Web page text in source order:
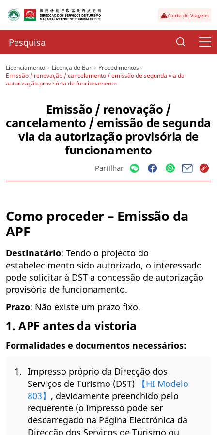
Alerta de Viagens
Licenciamento Licença de Bar
Procedimentos
Emissão / renovação / cancelamento / emissão de segunda via da
autorização provisória de funcionamento
Emissão / renovação /
cancelamento / emissão de segunda
via da autorização provisória de
funcionamento
Partilhar
Como proceder – Emissão da
APF
Destinatário: Tendo o projecto do
estabelecimento sido autorizado, o interessado
pode solicitar à DST a concessão de autorização
provisória de funcionamento.
Prazo: Não existe um prazo fixo.
1. APF antes da vistoria
Formalidades e documentos necessários:
Impresso próprio da Direcção dos
Serviços de Turismo (DST)
【HI Modelo
803】 , devidamente preenchido pelo
requerente (o impresso pode ser
descarregado na Página Electrónica da
Direcção dos Serviços de Turismo ou